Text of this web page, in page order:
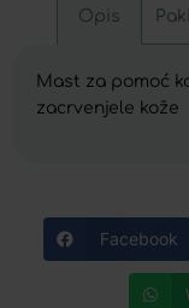
Opis
Mast za pomoć
zacrvenjele kože
Facebook